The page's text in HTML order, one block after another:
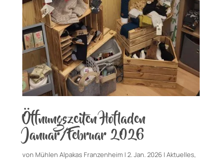
Öffnungszeiten Hofladen
Januar/Februar 2026
von Mühlen Alpakas Franzenheim| 2. Jan. 2026| Aktuelles,